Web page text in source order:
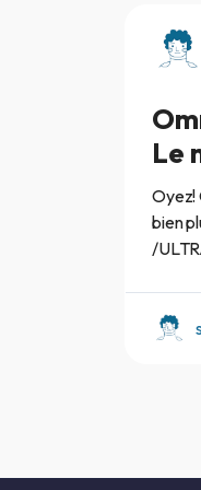
Le
Oyez!
bien
/